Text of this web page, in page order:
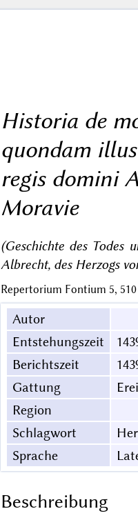
Historia de
quondam
regis domini
Moravie
(Geschichte des Todes
Albrecht, des Herzogs
Repertorium Fontium 5, 510
Autor
Entstehungszeit
Berichtszeit
Gattung
Region
Schlagwort
Sprache
Beschreibung